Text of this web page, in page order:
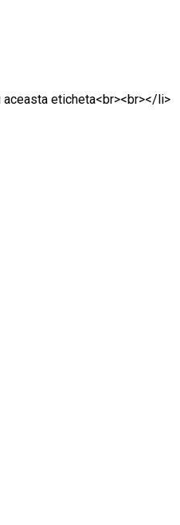
eticheta<br><br></li>